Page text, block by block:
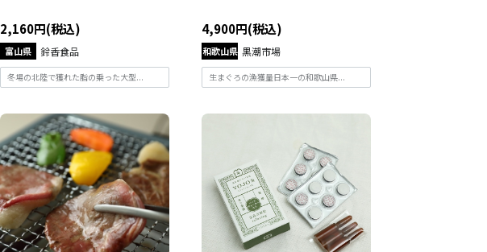
2,160円(税込)
富山県 鈴香食品
冬場の北陸で獲れた脂の乗った大型...
4,900円(税込)
和歌山県 黒潮市場
生まぐろの漁獲量日本一の和歌山県...